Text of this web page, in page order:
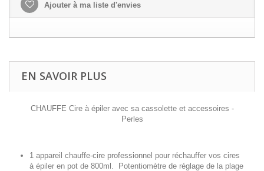
Ajouter à ma liste d'envies
EN SAVOIR PLUS
CHAUFFE Cire à épiler avec sa cassolette et accessoires -
Perles
1 appareil chauffe-cire professionnel pour réchauffer vos cires
à épiler en pot de 800ml. Potentiomètre de réglage de la plage